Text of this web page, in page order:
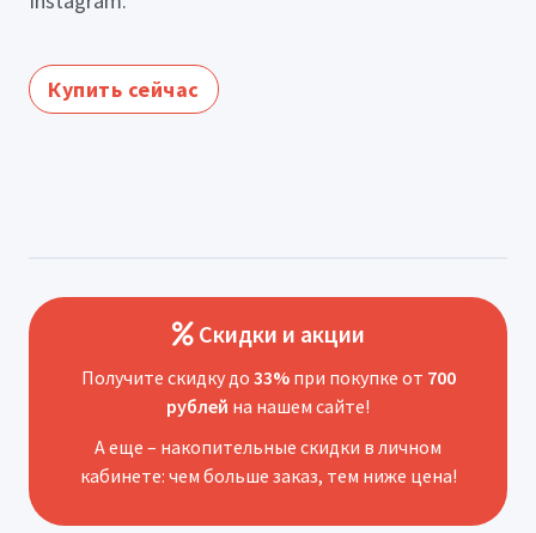
Купить сейчас
Скидки и акции
Получите скидку до 33%при покупке от 700
рублей на нашем сайте!
А еще – накопительные скидки в личном
кабинете: чем больше заказ, тем ниже цена!